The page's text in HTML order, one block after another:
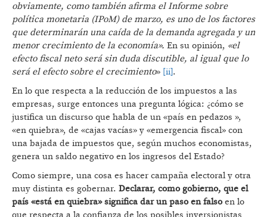
obviamente, como también afirma el Informe sobre
política monetaria (IPoM) de marzo, es uno de los factores
que determinarán una caída de la demanda agregada y un
menor crecimiento de la economía». En su opinión, «el
efecto fiscal neto será sin duda discutible, al igual que lo
será el efecto sobre el crecimiento» [ii].
En lo que respecta a la reducción de los impuestos a las
empresas, surge entonces una pregunta lógica: ¿cómo se
justifica un discurso que habla de un «país en pedazos »,
«en quiebra», de «cajas vacías» y «emergencia fiscal» con
una bajada de impuestos que, según muchos economistas,
genera un saldo negativo en los ingresos del Estado?
Como siempre, una cosa es hacer campaña electoral y otra
muy distinta es gobernar. Declarar, como gobierno, que el
país «está en quiebra» significa dar un paso en falsoen lo